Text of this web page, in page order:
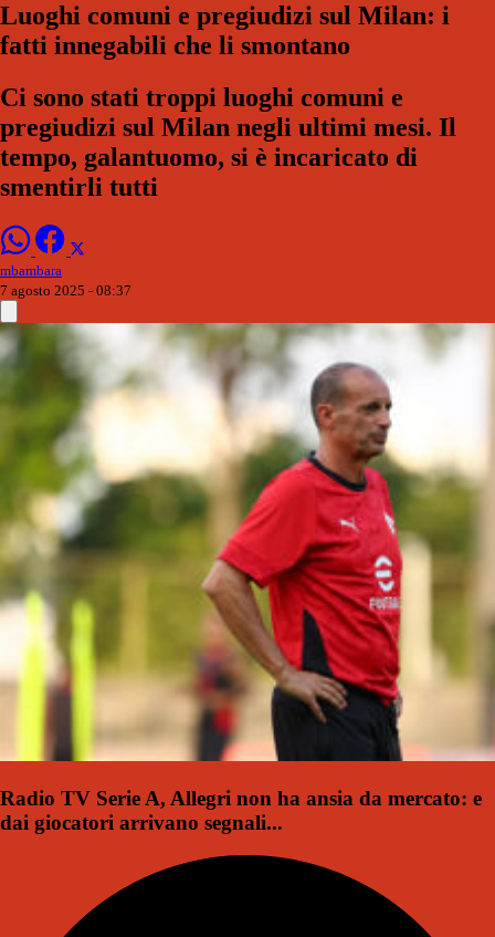
Luoghi comuni e pregiudizi sul Milan: i
fatti innegabili che li smontano
Ci sono stati troppi luoghi comuni e
pregiudizi sul Milan negli ultimi mesi. Il
tempo, galantuomo, si è incaricato di
smentirli tutti
mbambara
7 agosto 2025 - 08:37
Radio TV Serie A, Allegri non ha ansia da mercato: e
dai giocatori arrivano segnali...